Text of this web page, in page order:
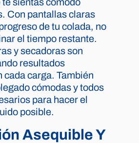
Con pantallas claras
de tu colada, no
el tiempo restante.
y secadoras son
resultados
cada carga. También
cómodas y todos
para hacer el
posible.
Asequible Y